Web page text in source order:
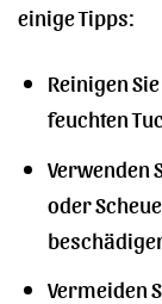
einige Tipps:
Reinigen
feuchten
Verwenden
oder
Vermeiden